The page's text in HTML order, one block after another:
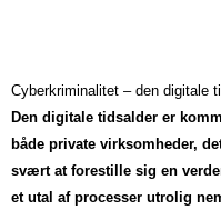
Cyberkriminalitet – den digitale
Den digitale tidsalder er
både private virksomheder,
svært at forestille sig en
et utal af processer utrolig